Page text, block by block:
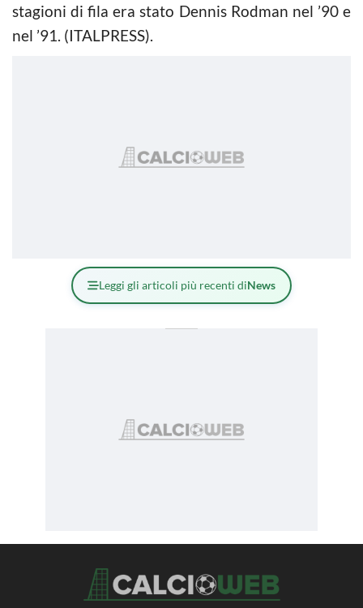
stagioni di fila era stato Dennis Rodman nel ’90 e
nel ’91. (ITALPRESS).
Leggi gli articoli più recenti diNews